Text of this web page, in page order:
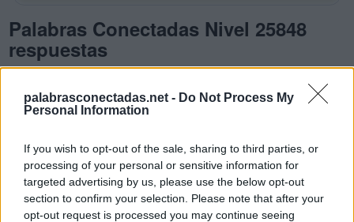
palabrasconectadas.net - Do Not Process My
Personal Information
If you wish to opt-out of the sale, sharing to third parties, or
processing of your personal or sensitive information for
targeted advertising by us, please use the below opt-out
section to confirm your selection. Please note that after your
opt-out request is processed you may continue seeing
Palabras Conectadas Nivel 25848
respuestas
La respuesta a este rompecabezas es:
D
I M
E
M
I N
I
P
D
E
P
I D E
N